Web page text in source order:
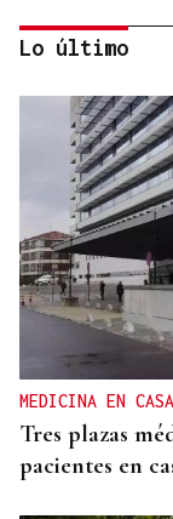
TROFEO EN
Derrota del
un partido de
Lo último
MEDICINA EN CASA
Tres plazas
pacientes en